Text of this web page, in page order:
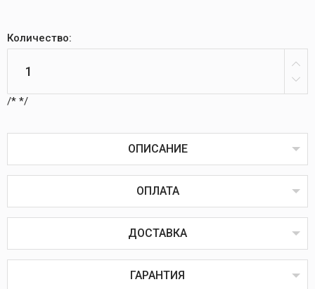
Количество:
/* */
ОПИСАНИЕ
ОПЛАТА
онлайн или через терминал в пунктах выдачи,
наличным или безналичным расчётом, через
ДОСТАВКА
ГАРАНТИЯ